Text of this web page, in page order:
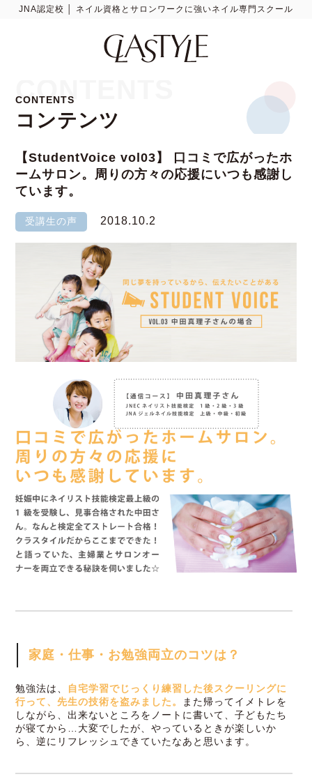
JNA認定校 │ ネイル資格とサロンワークに強いネイル専門スクール
CONTENTS
コンテンツ
CONTENTS
【StudentVoice vol03】 口コミで広がったホ
ームサロン。周りの方々の応援にいつも感謝し
ています。
受講生の声 2018.10.2
家庭・仕事・お勉強両立のコツは？
勉強法は、
自宅学習でじっくり練習した後スクーリングに
行って、先生の技術を盗みました。
また帰ってイメトレを
しながら、出来ないところをノートに書いて、子どもたち
が寝てから…大変でしたが、やっているときが楽しいか
ら、逆にリフレッシュできていたなあと思います。